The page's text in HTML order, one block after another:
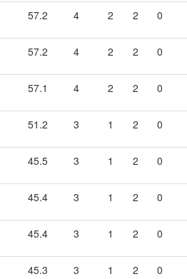
57.2 4 2 2 0
57.2 4 2 2 0
57.1 4 2 2 0
51.2 3 1 2 0
45.5 3 1 2 0
45.4 3 1 2 0
45.4 3 1 2 0
45.3 3 1 2 0